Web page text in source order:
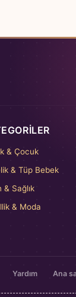
& Çocuk
& Tüp Bebek
& Sağlık
& Moda
Yardım Ana